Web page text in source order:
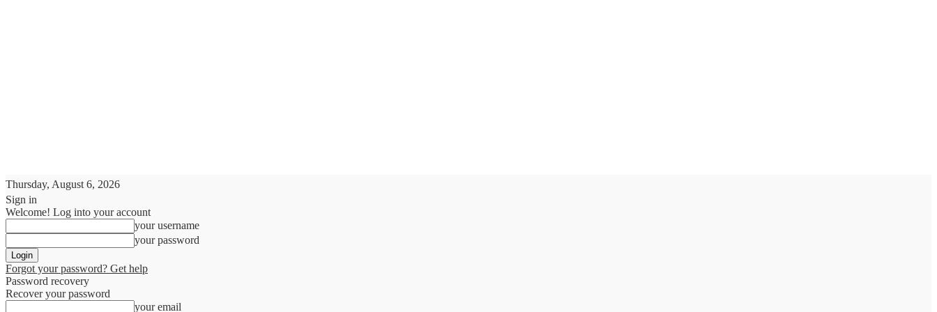
Thursday, August 6, 2026
Sign in
Welcome! Log into your account
your username
your password
Forgot your password? Get help
Password recovery
Recover your password
your email